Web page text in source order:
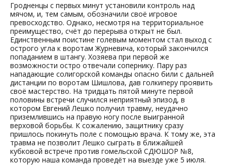
Гродненцы с первых минут установили контроль над
мячом, и, тем самым, обозначили своё игровое
превосходство. Однако, несмотря на территориальное
преимущество, счёт до перерыва открыт не был.
Единственным поистине голевым моментом стал выход с
острого угла к воротам Журневича, который закончился
попаданием в штангу. Хозяева при первой же
возможности остро отвечали сопернику. Пару раз
нападающие солигорской команды опасно били с дальней
дистанции по воротам Шишлова, дав голкиперу проявить
своё мастерство. На тридцать пятой минуте первой
половины встречи случился неприятный эпизод, в
котором Евгений Лешко получил травму, неудачно
приземлившись на правую ногу после выигранной
верховой борьбы. К сожалению, защитнику сразу
пришлось покинуть поле с помощью врача. К тому же, эта
травма не позволит Лешко сыграть в ближайшей
кубковой встрече против гомельской СДЮШОР №8,
которую наша команда проведёт на выезде уже 5 июля.